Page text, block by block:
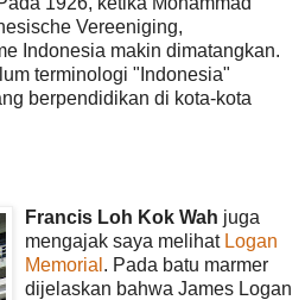
Vereeniging,
Indonesia makin dimatangkan.
terminologi "Indonesia"
berpendidikan di kota-kota
Francis Loh Kok Wah juga
mengajak saya melihat Logan
Memorial . Pada batu marmer
dijelaskan bahwa James Logan